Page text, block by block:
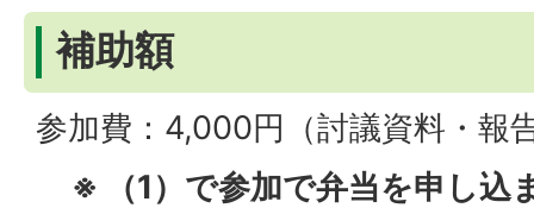
補助額
参加費：4,000円（討議資料・報
※ （1）で参加で弁当を申し込